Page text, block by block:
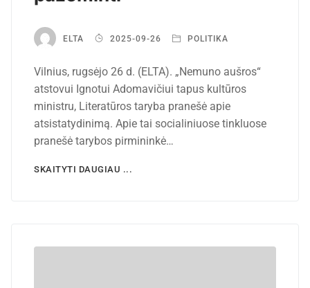
ELTA 2025-09-26 POLITIKA
Vilnius, rugsėjo 26 d. (ELTA). „Nemuno aušros“
atstovui Ignotui Adomavičiui tapus kultūros
ministru, Literatūros taryba pranešė apie
atsistatydinimą. Apie tai socialiniuose tinkluose
pranešė tarybos pirmininkė…
SKAITYTI DAUGIAU ...